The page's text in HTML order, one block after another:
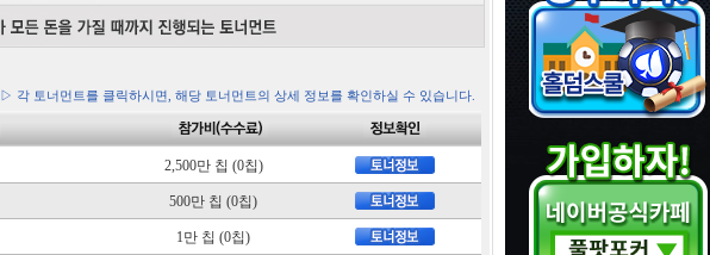
▷ 각 토너먼트를 클릭하시면, 해당 토너먼트의 상세 정보를 확인하실 수 있습니다.
2,500만 칩 (0칩)
500만 칩 (0칩)
1만 칩 (0칩)